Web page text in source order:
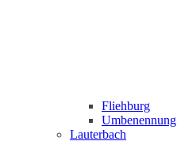
Fliehburg
Lauterbach